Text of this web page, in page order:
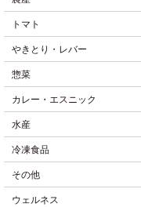
トマト
やきとり・レバー
惣菜
カレー・エスニック
水産
冷凍食品
その他
ウェルネス